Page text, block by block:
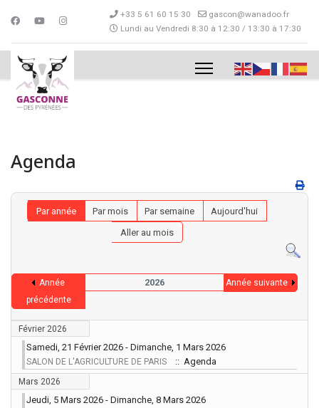
+33 5 61 60 15 30
gascon@wanadoo.fr
Lundi au Vendredi 8:30 à 12:30 / 13:30 à 17:30
Agenda
Par année Par mois Par semaine
Aujourd'hui
Aller au mois
Année
précédente
2026 Année suivante
Février 2026
Samedi, 21 Février 2026 - Dimanche, 1 Mars 2026
SALON DE L'AGRICULTURE DE PARIS :: Agenda
Mars 2026
Jeudi, 5 Mars 2026 - Dimanche, 8 Mars 2026